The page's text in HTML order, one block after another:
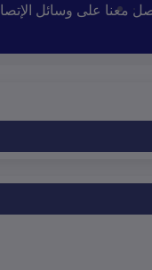
معنا على وسائل